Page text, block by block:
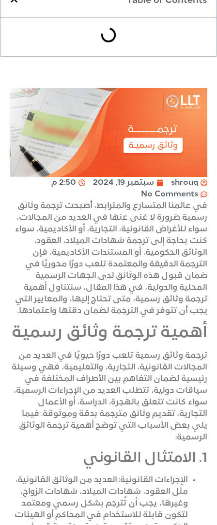
shrouq سبتمبر 19, 2024
2:50 م
No Comments
في عالمنا المتسارع والمترابط، أصبحت ترجمة وثائق
رسمية ضرورة لا غنى عنها في العديد من المجالات،
سواء للأغراض القانونية، التجارية، أو الأكاديمية، سواء
كنت بحاجة إلى ترجمة شهادات الميلاد، العقود،
الوثائق الحكومية، أو المستندات الأكاديمية، فإن
الترجمة الدقيقة والمعتمدة تلعب دورًا محوريًا في
ضمان قبول هذه الوثائق لدى الجهات الرسمية
المحلية والدولية، في هذا المقال، سنتناول أهمية
ترجمة وثائق رسمية، متى تحتاج إليها، والمعايير التي
يجب أن تتوفر في الترجمة لضمان دقتها واعتمادها.
أهمية ترجمة وثائق رسمية
ترجمة وثائق رسمية تلعب دورًا حيويًا في العديد من
المجالات القانونية، التجارية، والتعليمية، فهي وسيلة
رئيسية لضمان التفاهم بين الأطراف المختلفة في
سياقات دولية، تتطلب العديد من الإجراءات الرسمية،
سواء كانت تتعلق بالهجرة، الدراسة، أو الأعمال
التجارية، تقديم وثائق مترجمة بدقة وموثوقة. فيما
يلي بعض الأسباب التي توضح أهمية ترجمة الوثائق
الرسمية:
1. الامتثال القانوني
الإجراءات القانونية: العديد من الوثائق القانونية،
مثل العقود، شهادات الميلاد، شهادات الزواج،
وغيرها، يجب أن تُترجم بشكل رسمي ومعتمد
لتكون قابلة للاستخدام في المحاكم أو الهيئات